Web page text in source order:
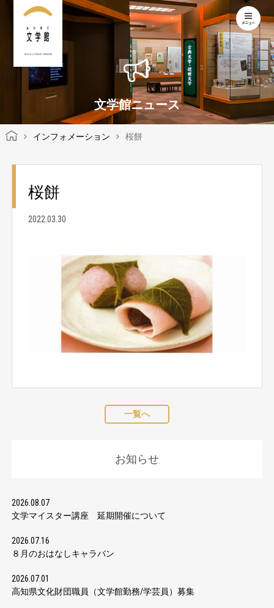
KOCHI LITERARY MUSEUM
文学館ニュース
インフォメーション 桜餅
桜餅
2022.03.30
一覧へ
お知らせ
2026.08.07
文学マイスター講座 延期開催について
2026.07.16
８月のおはなしキャラバン
2026.07.01
高知県文化財団職員（文学館勤務/学芸員）募集